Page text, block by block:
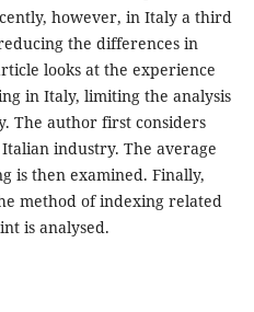
however, in Italy a third
the differences in
looks at the experience
in Italy, limiting the analysis
The author first considers
industry. The average
is then examined. Finally,
method of indexing related
is analysed.